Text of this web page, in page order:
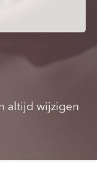
altijd wijzigen